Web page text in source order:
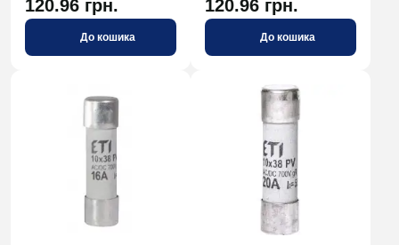
120.96 грн.
До кошика
120.96 грн.
До кошика